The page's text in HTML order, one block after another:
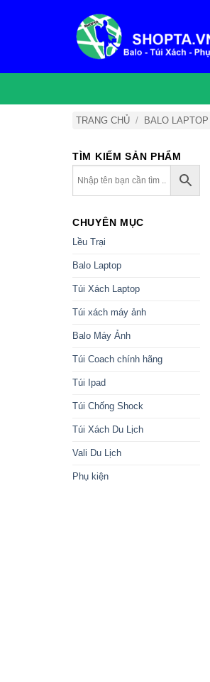
TRANG CHỦ / BALO LAPTOP
TÌM KIẾM SẢN PHẨM
CHUYÊN MỤC
Lều Trại
Balo Laptop
Túi Xách Laptop
Túi xách máy ảnh
Balo Máy Ảnh
Túi Coach chính hãng
Túi Ipad
Túi Chống Shock
Túi Xách Du Lịch
Vali Du Lịch
Phụ kiện